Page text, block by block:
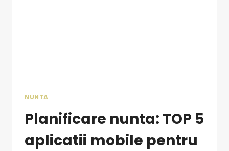
NUNTA
Planificare nunta: TOP 5
aplicatii mobile pentru